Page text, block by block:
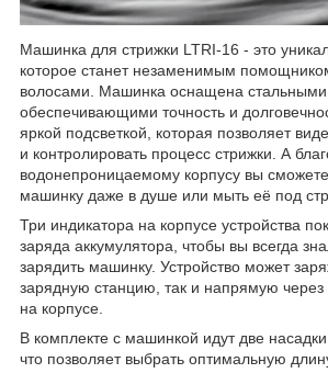
Машинка для стрижки LTRI-16 - это
которое станет незаменимым
волосами. Машинка оснащена стальными
обеспечивающими точность и
яркой подсветкой, которая позволяет
и контролировать процесс стрижки. А
водонепроницаемому корпусу вы
машинку даже в душе или мыть её под
Три индикатора на корпусе устройства
заряда аккумулятора, чтобы вы всегда
зарядить машинку. Устройство может
зарядную станцию, так и напрямую
на корпусе.
В комплекте с машинкой идут две
что позволяет выбрать оптимальную